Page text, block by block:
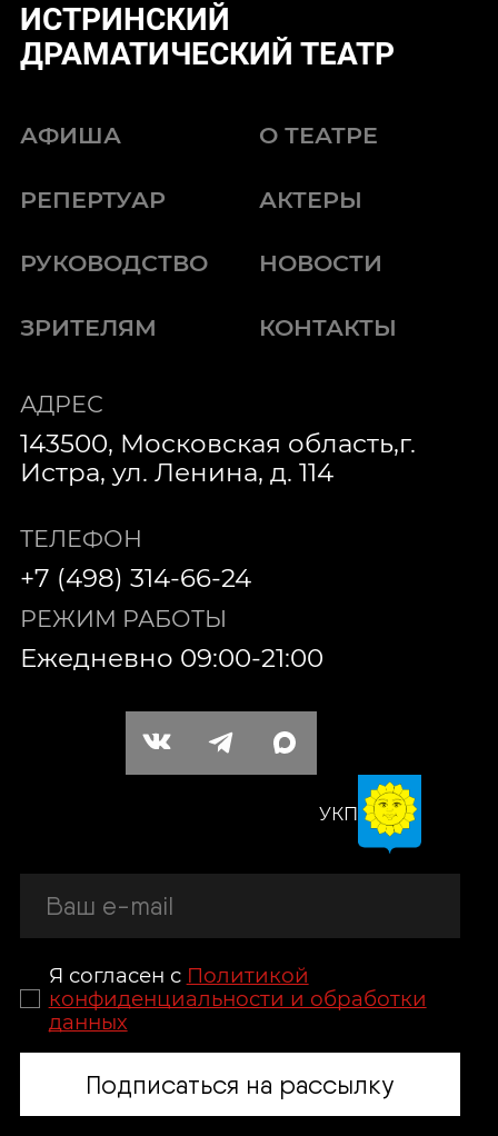
ИСТРИНСКИЙ
ДРАМАТИЧЕСКИЙ ТЕАТР
АФИША О ТЕАТРЕ
РЕПЕРТУАР АКТЕРЫ
РУКОВОДСТВО НОВОСТИ
ЗРИТЕЛЯМ КОНТАКТЫ
АДРЕС
143500, Московская область,г.
Истра, ул. Ленина, д. 114
ТЕЛЕФОН
+7 (498) 314-66-24
РЕЖИМ РАБОТЫ
Ежедневно 09:00-21:00
УКП
Я согласен с Политикой
конфиденциальности и обработки
данных
Подписаться на рассылку